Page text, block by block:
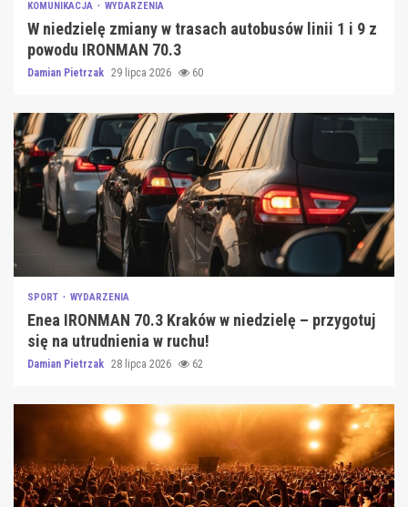
KOMUNIKACJA WYDARZENIA
W niedzielę zmiany w trasach autobusów linii 1 i 9 z
powodu IRONMAN 70.3
Damian Pietrzak 29 lipca 2026 60
SPORT WYDARZENIA
Enea IRONMAN 70.3 Kraków w niedzielę – przygotuj
się na utrudnienia w ruchu!
Damian Pietrzak 28 lipca 2026 62